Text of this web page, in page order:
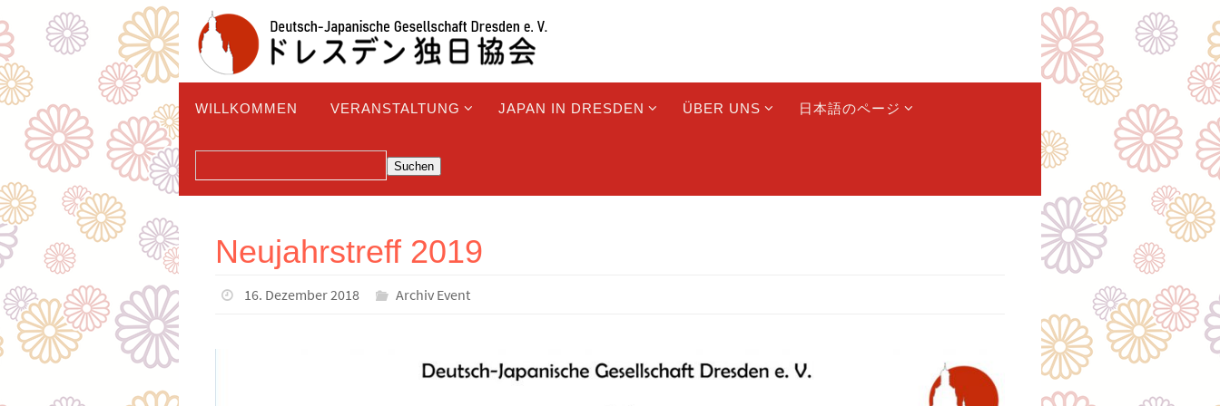
Inhalt
springen
Inhalt
springen
WILLKOMMEN VERANSTALTUNG JAPAN IN DRESDEN ÜBER UNS 日本語のページ
Suchen
Neujahrstreff 2019
16. Dezember 2018 Archiv Event